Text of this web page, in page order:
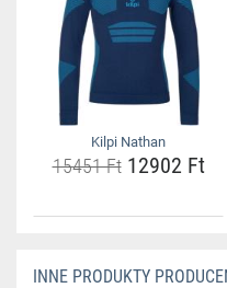
Kilpi Nathan
15451 Ft12902 Ft
INNE PRODUKTY